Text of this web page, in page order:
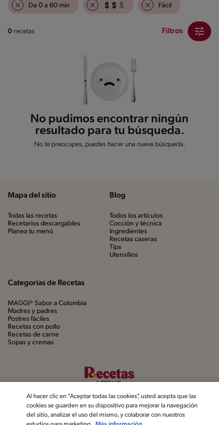
De 0 a 60 min Fácil
0 recetas Filtros
No pudimos encontrar ningún
resultado para tu búsqueda.
No te preocupes, puedes hacer una nueva búsqueda.
Mapa del sitio
Todas las recetas
Recetarios descargables
Planea tu menú
Blog
Todos los artículos
Cocción y técnica
Ingredientes
Recetas caseras
Tips
Utensílios
Categorias de Recetas
MAGGI® Sabor a Colombia
Madres y padres
Postres fáciles
Recetas con pollo
Recetas de carne
Sopas y cremas
Al hacer clic en “Aceptar todas las cookies”, usted acepta que las
cookies se guarden en su dispositivo para mejorar la navegación
del sitio, analizar el uso del mismo, y colaborar con nuestros